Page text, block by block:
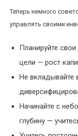
Теперь немного
управлять своими
Планируйте
цели — рост
Не вкладывайте
Начинайте с
глубину —